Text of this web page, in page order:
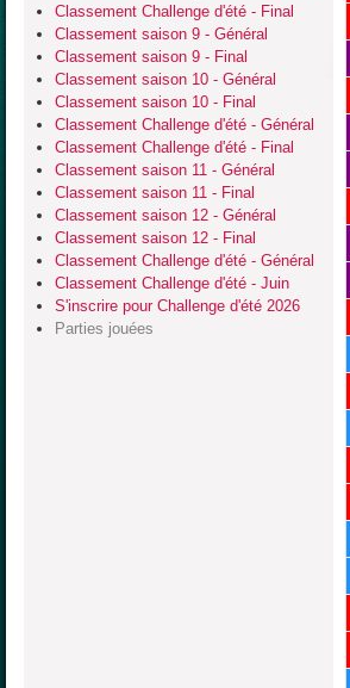
Classement Challenge d'été - Final
Classement saison 9 - Général
Classement saison 9 - Final
Classement saison 10 - Général
Classement saison 10 - Final
Classement Challenge d'été - Général
Classement Challenge d'été - Final
Classement saison 11 - Général
Classement saison 11 - Final
Classement saison 12 - Général
Classement saison 12 - Final
Classement Challenge d'été - Général
Classement Challenge d'été - Juin
S'inscrire pour Challenge d'été 2026
Parties jouées